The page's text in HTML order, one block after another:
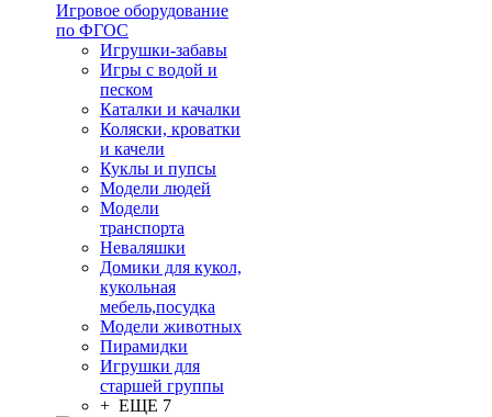
Игровое оборудование
по ФГОС
Игрушки-забавы
Игры с водой и
песком
Каталки и качалки
Коляски, кроватки
и качели
Куклы и пупсы
Модели людей
Модели
транспорта
Неваляшки
Домики для кукол,
кукольная
мебель,посудка
Модели животных
Пирамидки
Игрушки для
старшей группы
+ ЕЩЕ 7